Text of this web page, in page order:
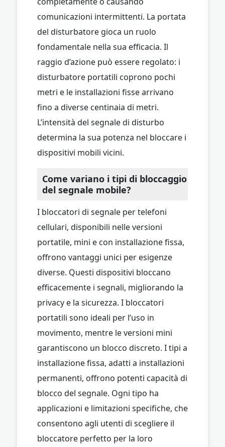
comunicazioni intermittenti. La portata
del disturbatore gioca un ruolo
fondamentale nella sua efficacia. Il
raggio d’azione può essere regolato: i
disturbatore portatili coprono pochi
metri e le installazioni fisse arrivano
fino a diverse centinaia di metri.
L’intensità del segnale di disturbo
determina la sua potenza nel bloccare i
dispositivi mobili vicini.
Come variano i tipi di bloccaggio
del segnale mobile?
I bloccatori di segnale per telefoni
cellulari, disponibili nelle versioni
portatile, mini e con installazione fissa,
offrono vantaggi unici per esigenze
diverse. Questi dispositivi bloccano
efficacemente i segnali, migliorando la
privacy e la sicurezza. I bloccatori
portatili sono ideali per l’uso in
movimento, mentre le versioni mini
garantiscono un blocco discreto. I tipi a
installazione fissa, adatti a installazioni
permanenti, offrono potenti capacità di
blocco del segnale. Ogni tipo ha
applicazioni e limitazioni specifiche, che
consentono agli utenti di scegliere il
bloccatore perfetto per la loro